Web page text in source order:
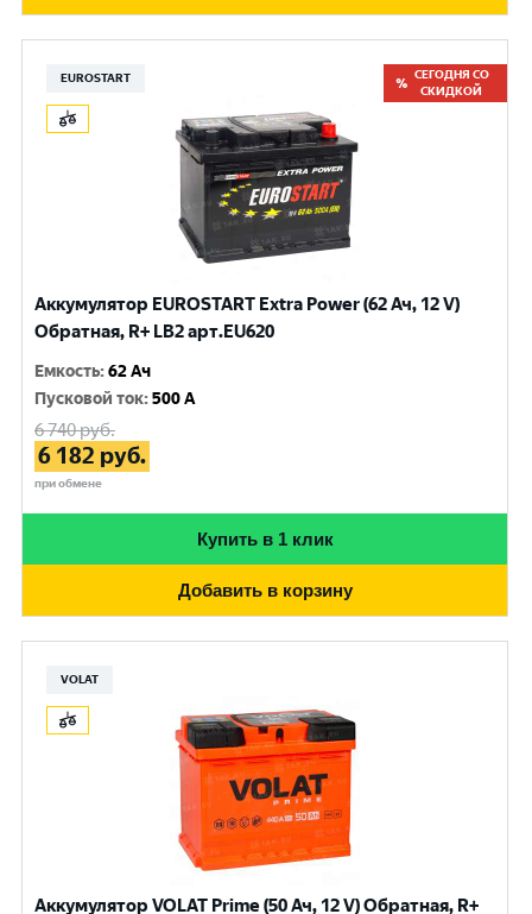
EUROSTART
СЕГОДНЯ СО
СКИДКОЙ
Аккумулятор EUROSTART Extra Power (62 Ач, 12 V)
Обратная, R+ LB2 арт.EU620
Емкость:62 Ач
Пусковой ток:500 A
6 740руб.
6 182 руб.
при обмене
Купить в 1 клик
Добавить в корзину
VOLAT
Аккумулятор VOLAT Prime (50 Ач, 12 V) Обратная, R+